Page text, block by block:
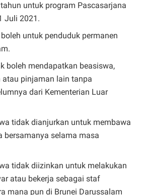
untuk program Pascasarjana
Juli 2021.
untuk penduduk permanen
boleh mendapatkan beasiswa,
pinjaman lain tanpa
dari Kementerian Luar
tidak dianjurkan untuk membawa
bersamanya selama masa
tidak diizinkan untuk melakukan
atau bekerja sebagai staf
mana pun di Brunei Darussalam